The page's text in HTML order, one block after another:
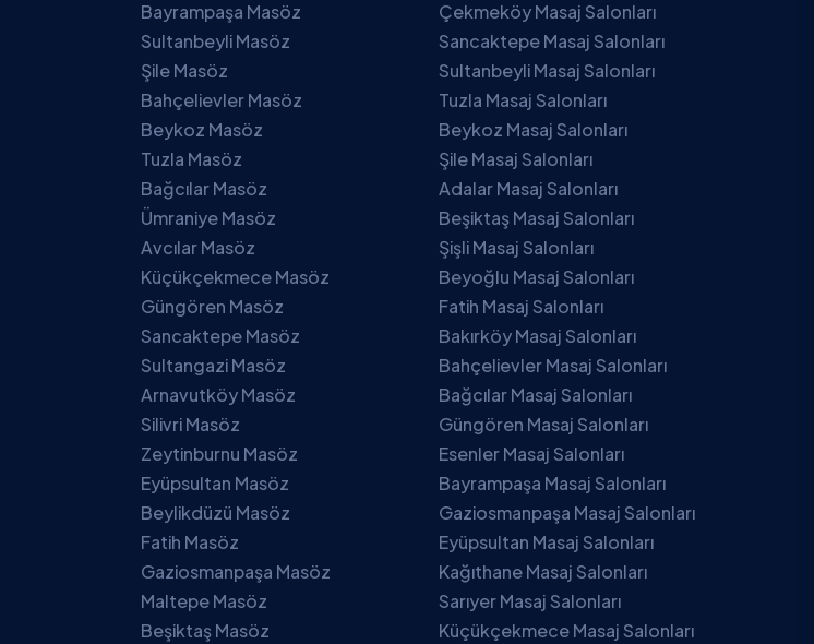
Bayrampaşa Masöz
Sultanbeyli Masöz
Şile Masöz
Bahçelievler Masöz
Beykoz Masöz
Tuzla Masöz
Bağcılar Masöz
Ümraniye Masöz
Avcılar Masöz
Küçükçekmece Masöz
Güngören Masöz
Sancaktepe Masöz
Sultangazi Masöz
Arnavutköy Masöz
Silivri Masöz
Zeytinburnu Masöz
Eyüpsultan Masöz
Beylikdüzü Masöz
Fatih Masöz
Gaziosmanpaşa Masöz
Maltepe Masöz
Beşiktaş Masöz
Çekmeköy Masaj Salonları
Sancaktepe Masaj Salonları
Sultanbeyli Masaj Salonları
Tuzla Masaj Salonları
Beykoz Masaj Salonları
Şile Masaj Salonları
Adalar Masaj Salonları
Beşiktaş Masaj Salonları
Şişli Masaj Salonları
Beyoğlu Masaj Salonları
Fatih Masaj Salonları
Bakırköy Masaj Salonları
Bahçelievler Masaj Salonları
Bağcılar Masaj Salonları
Güngören Masaj Salonları
Esenler Masaj Salonları
Bayrampaşa Masaj Salonları
Gaziosmanpaşa Masaj Salonları
Eyüpsultan Masaj Salonları
Kağıthane Masaj Salonları
Sarıyer Masaj Salonları
Küçükçekmece Masaj Salonları